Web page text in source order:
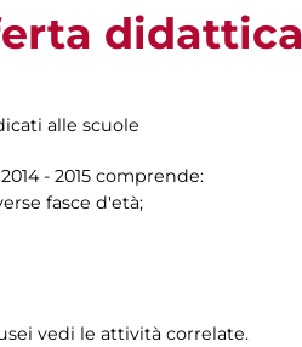
didattica
alle scuole
- 2015 comprende:
fasce d'età;
vedi le attività correlate.